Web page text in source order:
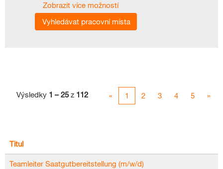
Zobrazit více možností
Výsledky 1 – 25z 112 « 1 2 3 4 5 »
Titul
Teamleiter Saatgutbereitstellung (m/w/d)